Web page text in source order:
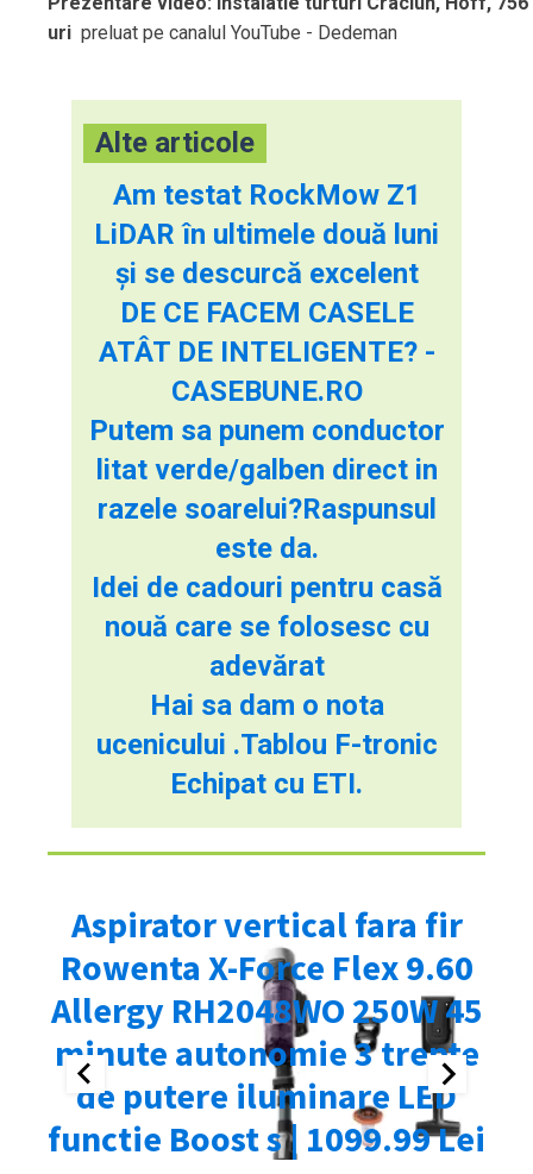
uri preluat pe canalul YouTube - Dedeman
Alte articole
Am testat RockMow Z1
LiDAR în ultimele două luni
și se descurcă excelent
DE CE FACEM CASELE
ATÂT DE INTELIGENTE? -
CASEBUNE.RO
Putem sa punem conductor
litat verde/galben direct in
razele soarelui?Raspunsul
este da.
Idei de cadouri pentru casă
nouă care se folosesc cu
adevărat
Hai sa dam o nota
ucenicului .Tablou F-tronic
Echipat cu ETI.